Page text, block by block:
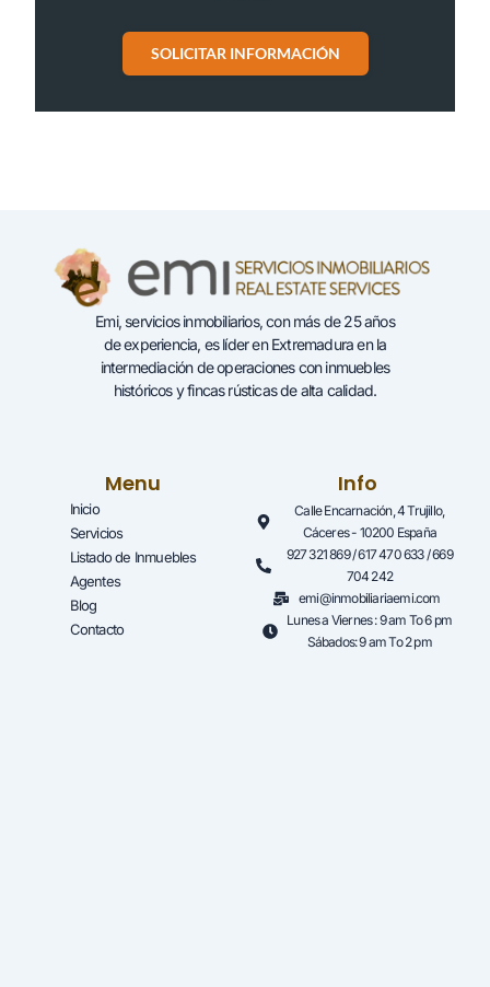
SOLICITAR INFORMACIÓN
Emi, servicios inmobiliarios, con más de 25 años
de experiencia, es líder en Extremadura en la
intermediación de operaciones con inmuebles
históricos y fincas rústicas de alta calidad.
Menu
Inicio
Servicios
Listado de Inmuebles
Agentes
Blog
Contacto
Info
Calle Encarnación, 4 Trujillo,
Cáceres - 10200 España
927 321 869 / 617 470 633 / 669
704 242
emi@inmobiliariaemi.com
Lunes a Viernes : 9 am To 6 pm
Sábados: 9 am To 2 pm